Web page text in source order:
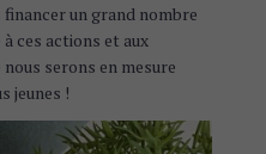
un grand nombre
à ces actions et aux
serons en mesure
jeunes !